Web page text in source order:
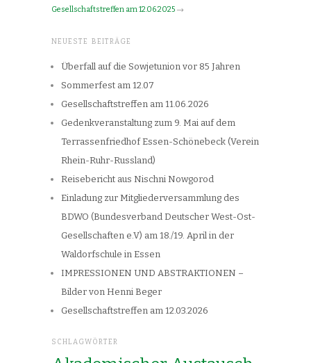
Gesellschaftstreffen am 12.06.2025 →
NEUESTE BEITRÄGE
Überfall auf die Sowjetunion vor 85 Jahren
Sommerfest am 12.07
Gesellschaftstreffen am 11.06.2026
Gedenkveranstaltung zum 9. Mai auf dem
Terrassenfriedhof Essen-Schönebeck (Verein
Rhein-Ruhr-Russland)
Reisebericht aus Nischni Nowgorod
Einladung zur Mitgliederversammlung des
BDWO (Bundesverband Deutscher West-Ost-
Gesellschaften e.V) am 18./19. April in der
Waldorfschule in Essen
IMPRESSIONEN UND ABSTRAKTIONEN –
Bilder von Henni Beger
Gesellschaftstreffen am 12.03.2026
SCHLAGWÖRTER